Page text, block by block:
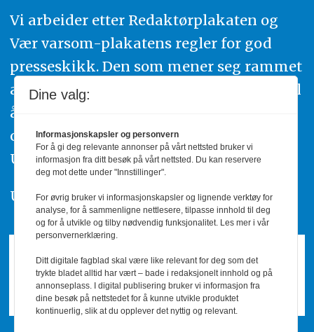
Vi arbeider etter Redaktørplakaten og
Vær varsom-plakatens regler for god
presseskikk. Den som mener seg rammet
av urettmessig publisering, oppfordres til
å ta kontakt med redaksjonen. Du kan
også klage inn saker til Pressens Faglige
Utvalg,www.pfu.no.
Utgiver: PBL
Dine valg:
Informasjonskapsler og personvern
For å gi deg relevante annonser på vårt nettsted bruker vi
informasjon fra ditt besøk på vårt nettsted. Du kan reservere
deg mot dette under "Innstillinger".
For øvrig bruker vi informasjonskapsler og lignende verktøy for
analyse, for å sammenligne nettlesere, tilpasse innhold til deg
og for å utvikle og tilby nødvendig funksjonalitet. Les mer i vår
personvernerklæring.
Ditt digitale fagblad skal være like relevant for deg som det
trykte bladet alltid har vært – bade i redaksjonelt innhold og på
annonseplass. I digital publisering bruker vi informasjon fra
dine besøk på nettstedet for å kunne utvikle produktet
kontinuerlig, slik at du opplever det nyttig og relevant.